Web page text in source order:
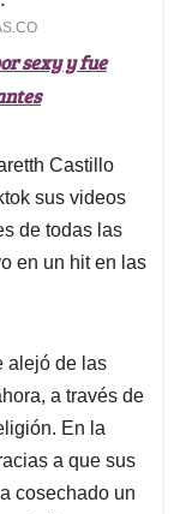
sexy y fue
Castillo
sus videos
de todas las
en un hit en las
alejó de las
a través de
En la
a que sus
cosechado un